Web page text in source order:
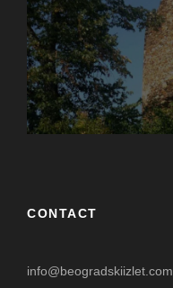
CONTACT
info@beogradskiizlet.com